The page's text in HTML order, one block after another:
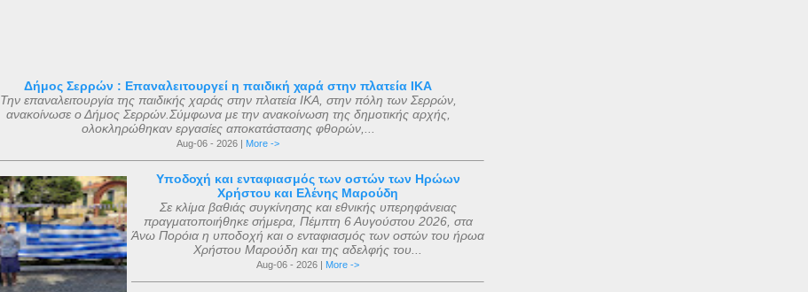
Δήμος Σερρών : Επαναλειτουργεί η παιδική χαρά στην πλατεία ΙΚΑ
Την επαναλειτουργία της παιδικής χαράς στην πλατεία ΙΚΑ, στην πόλη των Σερρών,
ανακοίνωσε ο Δήμος Σερρών.Σύμφωνα με την ανακοίνωση της δημοτικής αρχής,
ολοκληρώθηκαν εργασίες αποκατάστασης φθορών,...
Aug-06 - 2026 | More ->
Υποδοχή και ενταφιασμός των οστών των Ηρώων
Χρήστου και Ελένης Μαρούδη
Σε κλίμα βαθιάς συγκίνησης και εθνικής υπερηφάνειας
πραγματοποιήθηκε σήμερα, Πέμπτη 6 Αυγούστου 2026, στα
Άνω Πορόια η υποδοχή και ο ενταφιασμός των οστών του ήρωα
Χρήστου Μαρούδη και της αδελφής του...
Aug-06 - 2026 | More ->